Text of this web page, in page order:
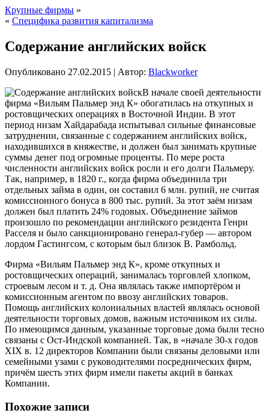
Крупные фирмы »
« Специфика развития капитализма
Содержание английских войск
Опубликовано 27.02.2015 | Автор: Blackworker
В начале своей деятельности
фирма «Вильям Пальмер энд К» обогатилась на откупных и
ростовщических операциях в Восточной Индии. В этот
период низам Хайдарабада испытывал сильные финансовые
затруднении, связанные с содержанием английских войск,
находившихся в княжестве, и должен был занимать крупные
суммы денег под огромные проценты. По мере роста
численности английских войск росли и его долги Пальмеру.
Так, например, в 1820 г., когда фирма объединила три
отдельных займа в один, он составил 6 млн. рупий, не считая
комиссионного бонуса в 800 тыс. рупий. За этот заём низам
должен был платить 24% годовых. Объединение займов
произошло по рекомендации английского резидента Генри
Расселя и было санкционировано генерал-губер — автором
лордом Гастингсом, с которым был близок В. Рамбольд.
Фирма «Вильям Пальмер энд К», кроме откупных и
ростовщических операций, занималась торговлей хлопком,
строевым лесом и т. д. Она являлась также импортёром и
комиссионным агентом по ввозу английских товаров.
Помощь английских колониальных властей являлась основой
деятельности торговых домов, важным источником их силы.
По имеющимся данным, указанные торговые дома были тесно
связаны с Ост-Индской компанией. Так, в «начале 30-х годов
XIX в. 12 директоров Компании были связаны деловыми или
семейными узами с руководителями посреднических фирм,
причём шесть этих фирм имели пакеты акций в банках
Компании.
Похожие записи